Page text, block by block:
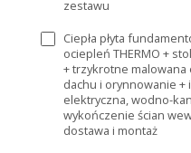
zestawu
Ciepła płyta
ociepleń THERMO +
+ trzykrotne malowana
dachu i orynnowanie +
elektryczna, wodno-
wykończenie ścian
dostawa i montaż